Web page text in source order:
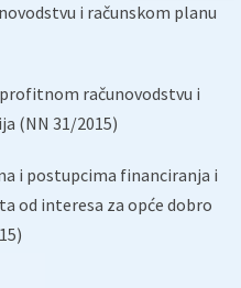
i računskom planu
računovodstvu i
(NN 31/2015)
i postupcima financiranja i
od interesa za opće dobro